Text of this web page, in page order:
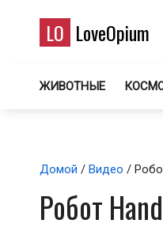
LO LoveOpium
ЖИВОТНЫЕ
Домой / Видео /
Робот